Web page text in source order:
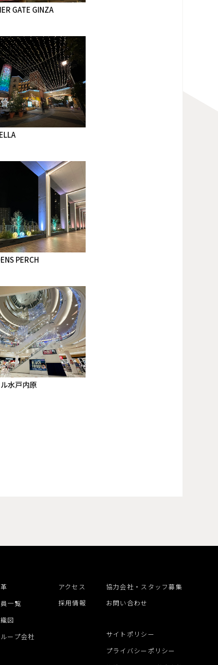
GATE GINZA
PERCH
水戸内原
一覧
図
ープ会社
アクセス
採用情報
協力会社・スタッフ募集
お問い合わせ
サイトポリシー
プライバシーポリシー